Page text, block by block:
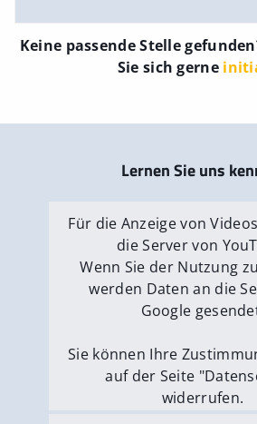
Keine passende Stelle
Sie sich gerne
Lernen Sie uns
Für die Anzeige von
die Server von
Wenn Sie der Nutzung
werden Daten an die
Google
Sie können Ihre
auf der Seite
widerrufen.